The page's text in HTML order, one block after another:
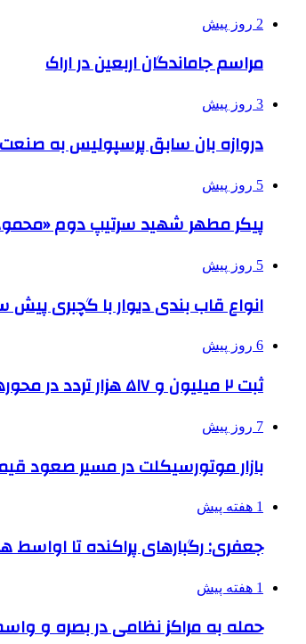
2 روز پیش
مراسم جاماندگان اربعین در اراک
3 روز پیش
دروازه بان سابق پرسپولیس به
5 روز پیش
پیکر مطهر شهید سرتیپ دوم «محمود
5 روز پیش
انواع قاب بندی دیوار با گچبری
6 روز پیش
ثبت ۲ میلیون و ۵۱۷ هزار تردد در محورهای مواصلاتی همدان در ایام اربعین
7 روز پیش
بازار موتورسیکلت در مسیر صعود
1 هفته پیش
جعفری: رگبارهای پراکنده تا اواسط
1 هفته پیش
حمله به مراکز نظامی در بصره و